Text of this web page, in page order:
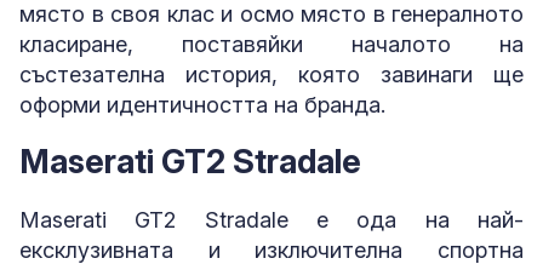
място в своя клас и осмо място в генералното
класиране, поставяйки началото на
състезателна история, която завинаги ще
оформи идентичността на бранда.
Maserati GT2 Stradale
Maserati GT2 Stradale е ода на най-
ексклузивната и изключителна спортна